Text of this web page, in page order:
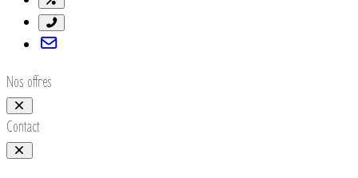
Nos offres
Contact